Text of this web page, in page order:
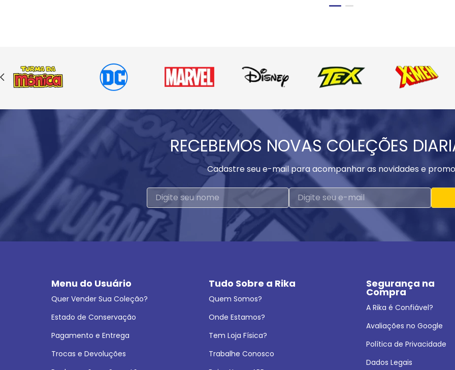
RECEBEMOS NOVAS COLEÇÕES
Cadastre seu e-mail para acompanhar as novidades e
Menu do Usuário
Quer Vender Sua Coleção?
Estado de Conservação
Pagamento e Entrega
Trocas e Devoluções
Tudo Sobre a Rika
Quem Somos?
Onde Estamos?
Tem Loja Física?
Trabalhe Conosco
Segurança na
Compra
A Rika é Confiável?
Avaliações no Google
Política de Privacidade
Dados Legais